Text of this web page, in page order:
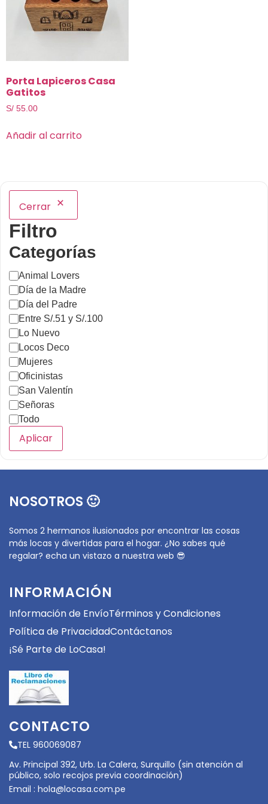
Porta Lapiceros Casa
Gatitos
S/ 55.00
Añadir al carrito
Cerrar
Filtro
Categorías
Animal Lovers
Día de la Madre
Día del Padre
Entre S/.51 y S/.100
Lo Nuevo
Locos Deco
Mujeres
Oficinistas
San Valentín
Señoras
Todo
Aplicar
NOSOTROS 🙂
Somos 2 hermanos ilusionados por encontrar las cosas
más locas y divertidas para el hogar. ¿No sabes qué
regalar? echa un vistazo a nuestra web 😎
INFORMACIÓN
Información de EnvíoTérminos y Condiciones
Política de PrivacidadContáctanos
¡Sé Parte de LoCasa!
CONTACTO
TEL 960069087
Av. Principal 392, Urb. La Calera, Surquillo (sin atención al
público, solo recojos previa coordinación)
Email : hola@locasa.com.pe